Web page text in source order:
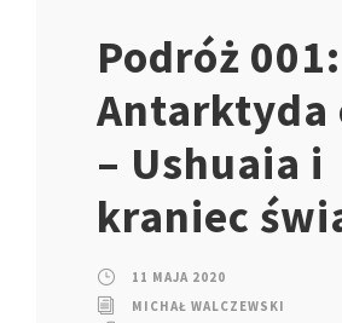
Podróż 001:
Antarktyda
– Ushuaia i
kraniec
11 MAJA 2020
MICHAŁ WALCZEWSKI